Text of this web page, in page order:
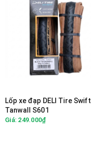
Lốp xe đạp DELI Tire Swift
Tanwall S601
Giá: 249.000₫